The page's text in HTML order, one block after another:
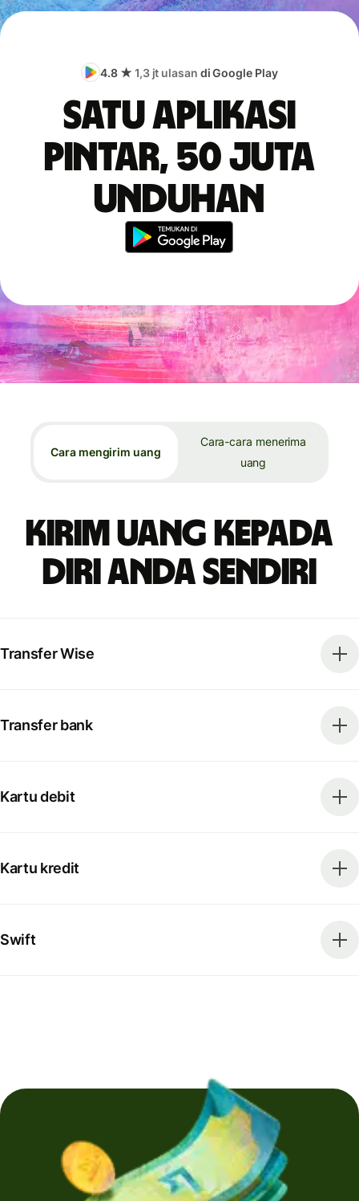
4.8 ★ 1,3 jt ulasan di Google Play
Satu aplikasi
pintar, 50 juta
unduhan
Cara mengirim uang
Cara-cara menerima
uang
Kirim uang kepada
diri Anda sendiri
Transfer Wise
Transfer bank
Kartu debit
Kartu kredit
Swift